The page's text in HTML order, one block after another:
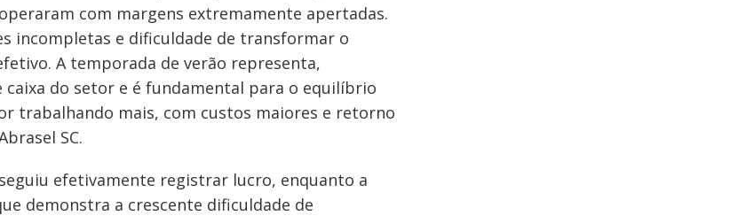
com margens extremamente apertadas.
incompletas e dificuldade de transformar o
A temporada de verão representa,
do setor e é fundamental para o equilíbrio
trabalhando mais, com custos maiores e retorno
SC.
efetivamente registrar lucro, enquanto a
demonstra a crescente dificuldade de